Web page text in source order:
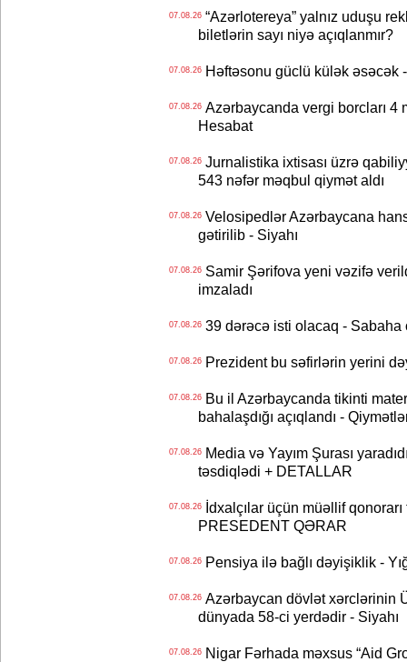
07.08.26“Azərlotereya” yalnız uduşu
biletlərin sayı niyə açıqlanmır?
07.08.26Həftəsonu güclü külək əsəcək
07.08.26Azərbaycanda vergi borcları 4
Hesabat
07.08.26Jurnalistika ixtisası üzrə
543 nəfər məqbul qiymət aldı
07.08.26Velosipedlər Azərbaycana
gətirilib - Siyahı
07.08.26Samir Şərifova yeni vəzifə
imzaladı
07.08.2639 dərəcə isti olacaq - Sabaha
07.08.26Prezident bu səfirlərin yerini
07.08.26Bu il Azərbaycanda tikinti
bahalaşdığı açıqlandı -
07.08.26Media və Yayım Şurası
təsdiqlədi + DETALLAR
07.08.26İdxalçılar üçün müəllif
PRESEDENT QƏRAR
07.08.26Pensiya ilə bağlı dəyişiklik -
07.08.26Azərbaycan dövlət xərclərinin
dünyada 58-ci yerdədir - Siyahı
07.08.26Nigar Fərhada məxsus “Aid